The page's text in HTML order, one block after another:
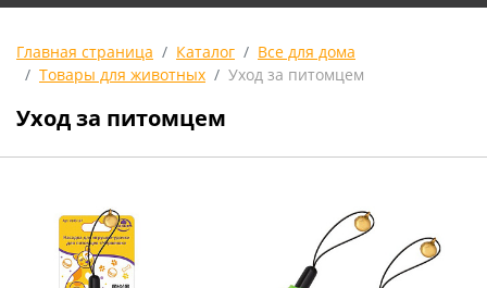
Главная страница Каталог
Все для дома
Товары для животных
Уход за питомцем
Уход за питомцем